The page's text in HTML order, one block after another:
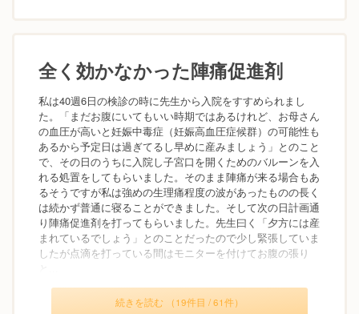
全く効かなかった陣痛促進剤
私は40週6日の検診の時に先生から入院をすすめられまし
た。「まだお腹にいてもいい時期ではあるけれど、お母さん
の血圧が高いと妊娠中毒症（妊娠高血圧症候群）の可能性も
あるから予定日は過ぎてるし早めに産みましょう」とのこと
で、その日のうちに入院し子宮口を開くためのバルーンを入
れる処置をしてもらいました。そのまま陣痛が来る場合もあ
るそうですが私は強めの生理痛程度の波があったものの長く
は続かず普通に寝ることができました。そして次の日計画通
り陣痛促進剤を打ってもらいました。先生曰く「夕方には産
まれているでしょう」とのことだったので少し緊張していま
したが点滴を打っている間はモニターを付けてお腹の張り
続きを読む （19件目 / 61件）